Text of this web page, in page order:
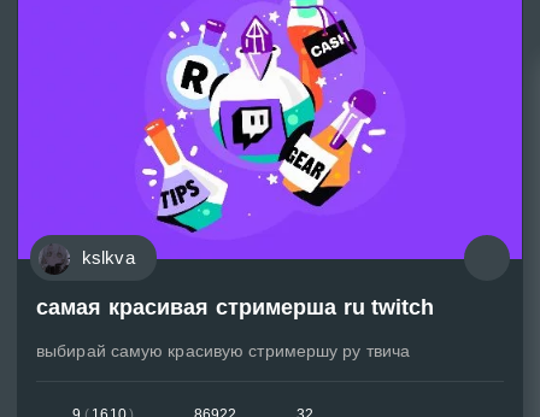
kslkva
самая красивая стримерша ru twitch
выбирай самую красивую стримершу ру твича